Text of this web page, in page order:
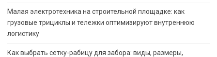
Малая электротехника на строительной площадке: как
грузовые трициклы и тележки оптимизируют внутреннюю
логистику
Как выбрать сетку-рабицу для забора: виды, размеры,